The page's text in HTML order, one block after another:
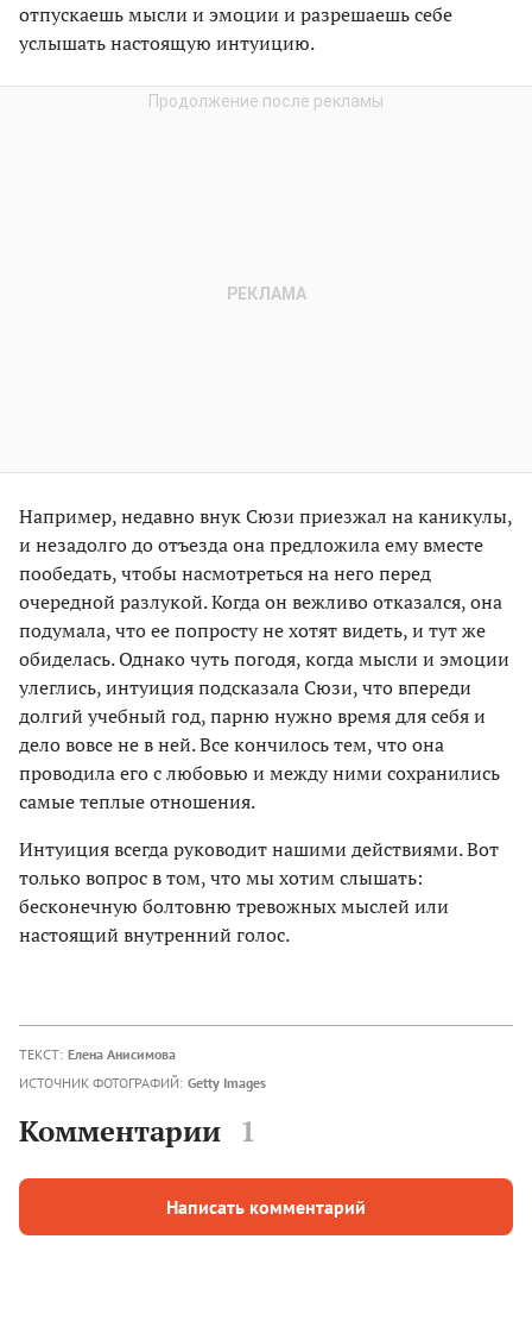
отпускаешь мысли и эмоции и разрешаешь себе
услышать настоящую интуицию.
Например, недавно внук Сюзи приезжал на каникулы,
и незадолго до отъезда она предложила ему вместе
пообедать, чтобы насмотреться на него перед
очередной разлукой. Когда он вежливо отказался, она
подумала, что ее попросту не хотят видеть, и тут же
обиделась. Однако чуть погодя, когда мысли и эмоции
улеглись, интуиция подсказала Сюзи, что впереди
долгий учебный год, парню нужно время для себя и
дело вовсе не в ней. Все кончилось тем, что она
проводила его с любовью и между ними сохранились
самые теплые отношения.
Интуиция всегда руководит нашими действиями. Вот
только вопрос в том, что мы хотим слышать:
бесконечную болтовню тревожных мыслей или
настоящий внутренний голос.
ТЕКСТ: Елена Анисимова
ИСТОЧНИК ФОТОГРАФИЙ: Getty Images
Комментарии 1
Написать комментарий